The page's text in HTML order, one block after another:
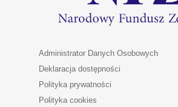
Administrator Danych Osobowych
Deklaracja dostępności
Polityka prywatności
Polityka cookies